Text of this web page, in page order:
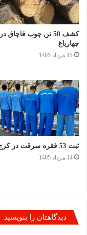
کشف 50 تن چوب قاچاق در
چهارباغ
15 مرداد 1405
ثبت 53 فقره سرقت در کرج
14 مرداد 1405
دیدگاهتان را بنویسید